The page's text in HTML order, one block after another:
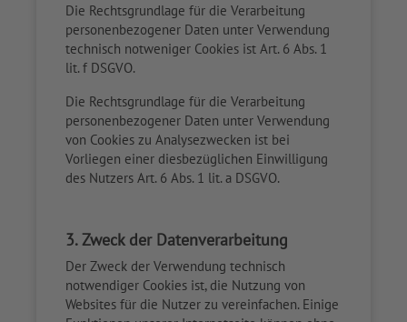
Die Rechtsgrundlage für die Verarbeitung
personenbezogener Daten unter Verwendung
technisch notweniger Cookies ist Art. 6 Abs. 1
lit. f DSGVO.
Die Rechtsgrundlage für die Verarbeitung
personenbezogener Daten unter Verwendung
von Cookies zu Analysezwecken ist bei
Vorliegen einer diesbezüglichen Einwilligung
des Nutzers Art. 6 Abs. 1 lit. a DSGVO.
3. Zweck der Datenverarbeitung
Der Zweck der Verwendung technisch
notwendiger Cookies ist, die Nutzung von
Websites für die Nutzer zu vereinfachen. Einige